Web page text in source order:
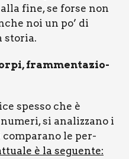
fine, se for­se non
noi un po’ di
sto­ria.
fram­men­ta­zio­
spes­so che è
si ana­liz­za­no i
le per­
è la seguen­te: